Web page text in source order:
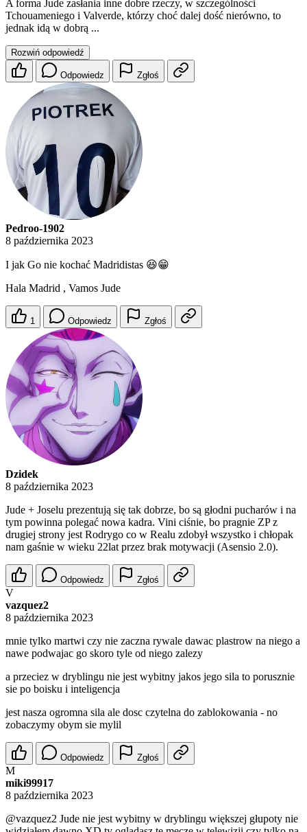
A forma Jude zasłania inne dobre rzeczy, w szczególności
Tchouameniego i Valverde, którzy choć dalej dość nierówno, to
jednak idą w dobrą ...
Rozwiń odpowiedź
Odpowiedz Zgłoś
Pedroo-1902
8 października 2023
I jak Go nie kochać Madridistas 😆😁
Hala Madrid , Vamos Jude
1 Odpowiedz Zgłoś
Dzidek
8 października 2023
Jude + Joselu prezentują się tak dobrze, bo są głodni pucharów i na
tym powinna polegać nowa kadra. Vini ciśnie, bo pragnie ZP z
drugiej strony jest Rodrygo co w Realu zdobył wszystko i chłopak
nam gaśnie w wieku 22lat przez brak motywacji (Asensio 2.0).
Odpowiedz Zgłoś
V
vazquez2
8 października 2023
mnie tylko martwi czy nie zaczna rywale dawac plastrow na niego a
nawe podwajac go skoro tyle od niego zalezy
a przeciez w dryblingu nie jest wybitny jakos jego sila to porusznie
sie po boisku i inteligencja
jest nasza ogromna sila ale dosc czytelna do zablokowania - no
zobaczymy obym sie mylil
Odpowiedz Zgłoś
M
miki99917
8 października 2023
@vazquez2 Jude nie jest wybitny w dryblingu większej głupoty nie